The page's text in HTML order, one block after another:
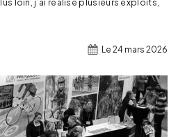
Le 24 mars 2026